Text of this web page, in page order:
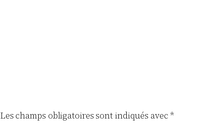
Les champs obligatoires sont indiqués avec *